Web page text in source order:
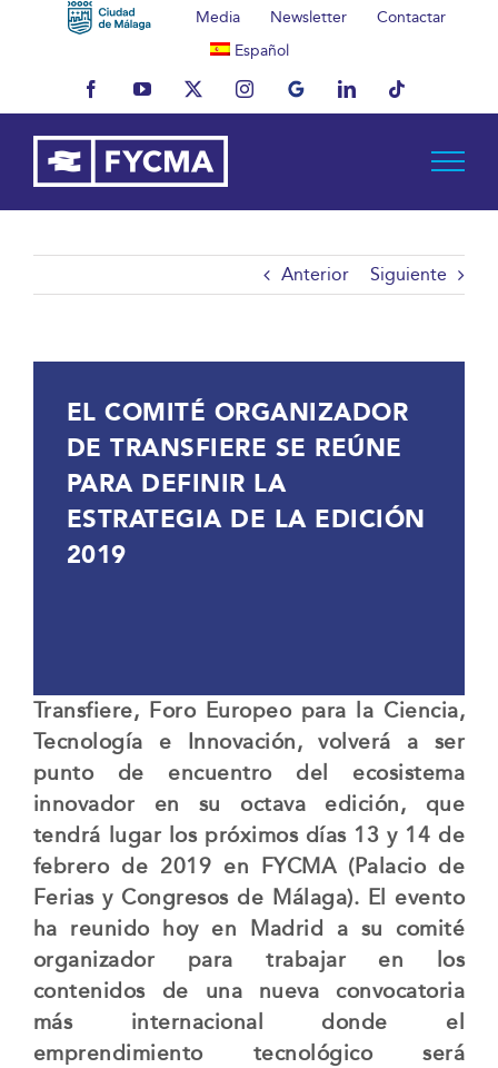
Media Newsletter
Contactar
Español
FacebookYouTubeX InstagramMyBusinessLinkedInTiktok
Anterior Siguiente
EL COMITÉ ORGANIZADOR
DE TRANSFIERE SE REÚNE
PARA DEFINIR LA
ESTRATEGIA DE LA EDICIÓN
2019
Transfiere, Foro Europeo para la Ciencia,
Tecnología e Innovación, volverá a ser
punto de encuentro del ecosistema
innovador en su octava edición, que
tendrá lugar los próximos días 13 y 14 de
febrero de 2019 en FYCMA (Palacio de
Ferias y Congresos de Málaga). El evento
ha reunido hoy en Madrid a su comité
organizador para trabajar en los
contenidos de una nueva convocatoria
más internacional donde el
emprendimiento tecnológico será